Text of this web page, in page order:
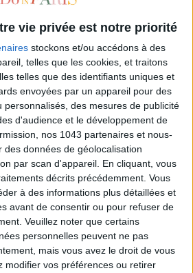
vie privée est notre priorité
stockons et/ou accédons à des
telles que les cookies, et traitons
telles que des identifiants uniques et
envoyées par un appareil pour des
personnalisés, des mesures de publicité
d'audience et le développement de
nos 1043 partenaires et nous-
des données de géolocalisation
par scan d'appareil. En cliquant, vous
décrits précédemment. Vous
à des informations plus détaillées et
avant de consentir ou pour refuser de
Veuillez noter que certains
personnelles peuvent ne pas
mais vous avez le droit de vous
modifier vos préférences ou retirer
DONNENT ENVIE DE SE TARTINER